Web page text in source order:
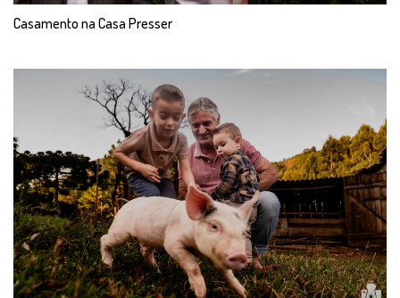
Casamento na Casa Presser